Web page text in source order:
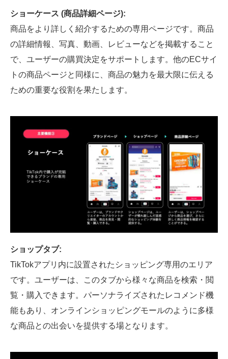
ショーケース (商品詳細ページ):
商品をより詳しく紹介するための専用ページです。商品
の詳細情報、写真、動画、レビューなどを掲載すること
で、ユーザーの購買決定をサポートします。他のECサイ
トの商品ページと同様に、商品の魅力を最大限に伝える
ための重要な役割を果たします。
ショップタブ:
TikTokアプリ内に設置されたショッピング専用のエリア
です。ユーザーは、このタブから様々な商品を検索・閲
覧・購入できます。パーソナライズされたレコメンド機
能もあり、オンラインショッピングモールのように多様
な商品との出会いを提供する場となります。